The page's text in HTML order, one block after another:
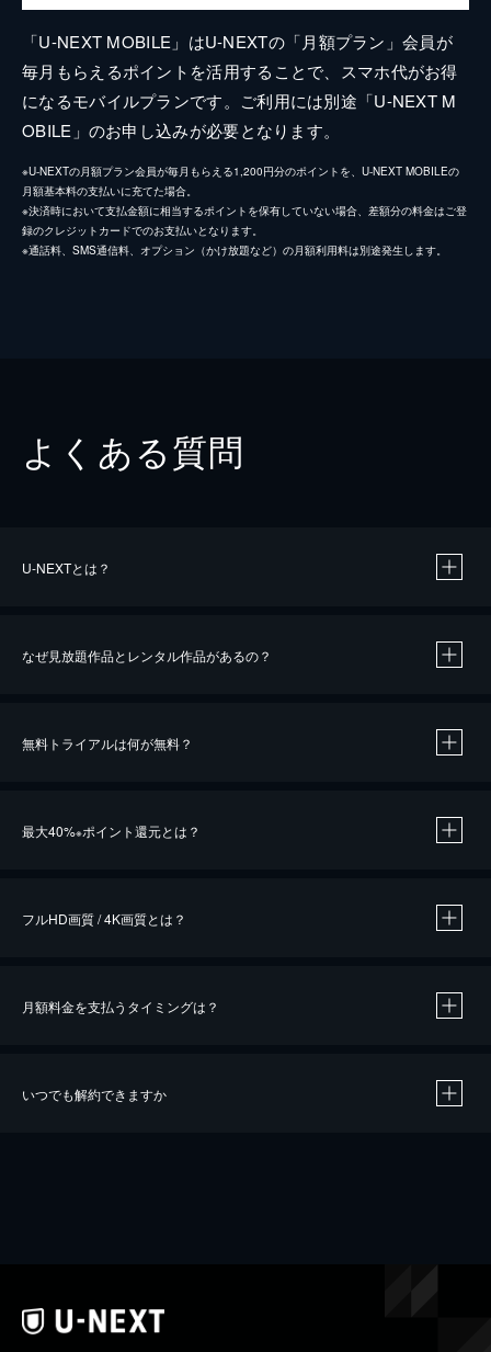
「U-NEXT MOBILE」はU-NEXTの「月額プラン」会員が
毎月もらえるポイントを活用することで、スマホ代がお得
になるモバイルプランです。ご利用には別途「U-NEXT M
OBILE」のお申し込みが必要となります。
※U-NEXTの月額プラン会員が毎月もらえる1,200円分のポイントを、U-NEXT MOBILEの
月額基本料の支払いに充てた場合。
※決済時において支払金額に相当するポイントを保有していない場合、差額分の料金はご登
録のクレジットカードでのお支払いとなります。
※通話料、SMS通信料、オプション（かけ放題など）の月額利用料は別途発生します。
よくある質問
U-NEXTとは？
なぜ見放題作品とレンタル作品があるの？
無料トライアルは何が無料？
最大40%※ポイント還元とは？
※40％ポイント還元の対象は、クレジットカード決済による作品の購入 / レンタルです。
フルHD画質 / 4K画質とは？
月額料金を支払うタイミングは？
いつでも解約できますか